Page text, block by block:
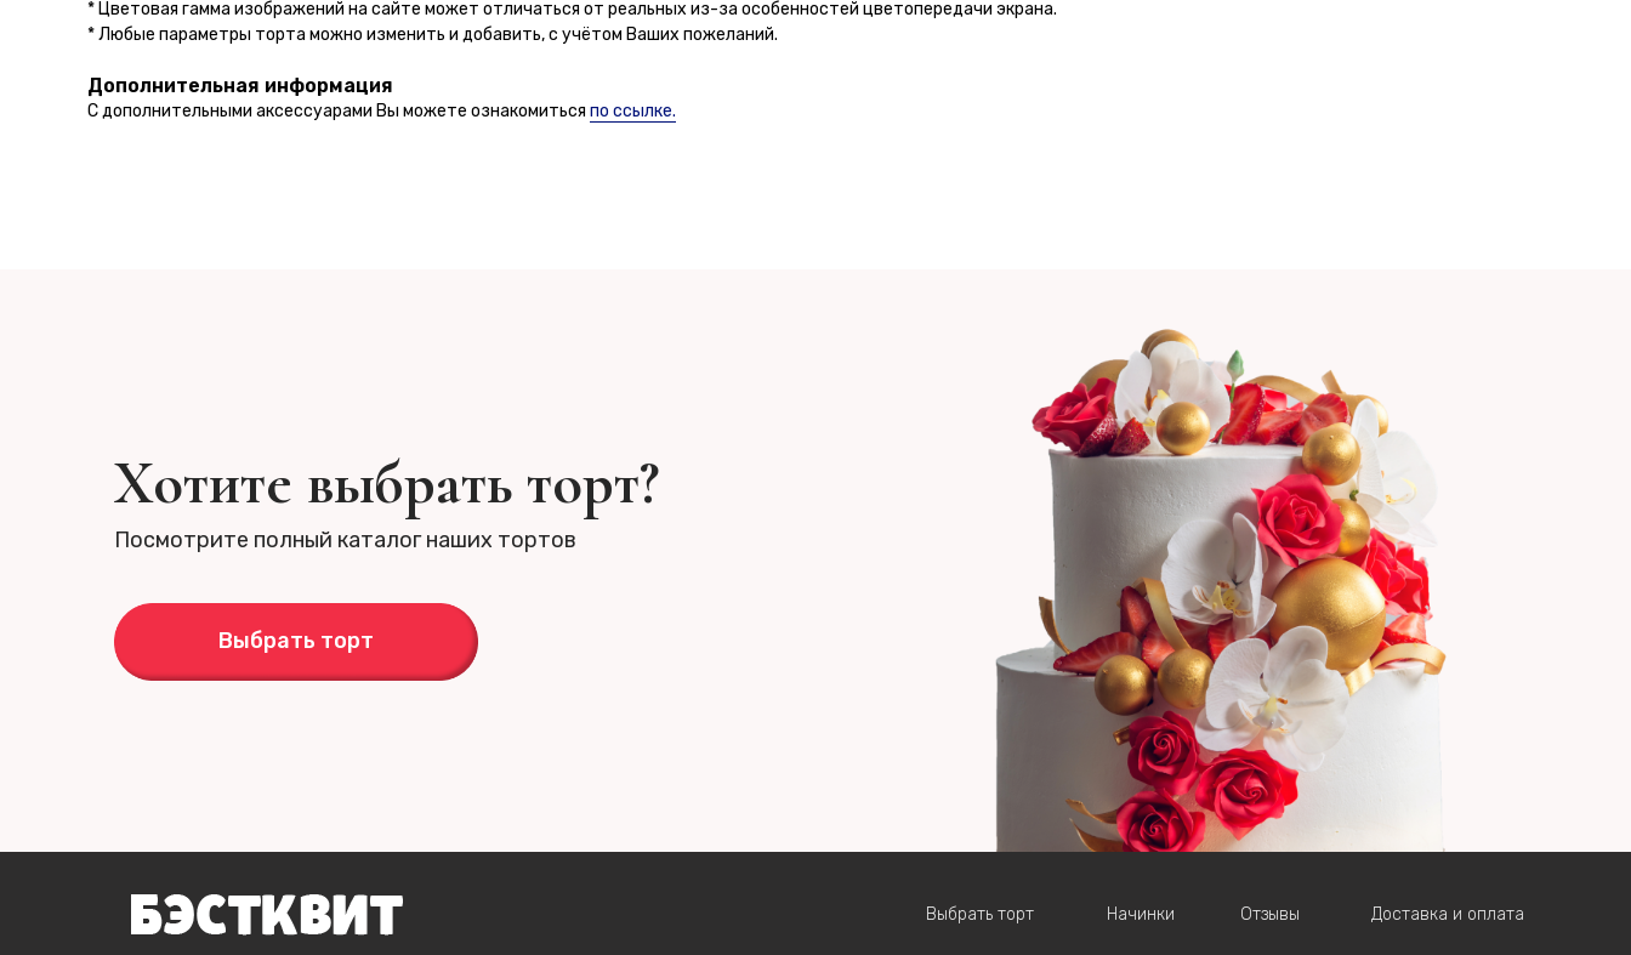
* Цветовая гамма изображений на сайте может отличаться от реальных из-за особенностей цветопередачи экрана.
* Любые параметры торта можно изменить и добавить, с учётом Ваших пожеланий.
Дополнительная информация
С дополнительными аксессуарами Вы можете ознакомиться по ссылке.
Хотите выбрать торт?
Посмотрите полный каталог наших тортов
Выбрать торт
Выбрать торт Начинки Доставка и оплата
Отзывы